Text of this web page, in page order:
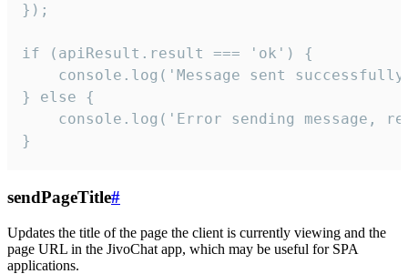
});
if (apiResult.result === 'ok') {
console.log('Message sent
} else {
console.log('Error sending message,
}
sendPageTitle#
Updates the title of the page the client is currently viewing and the
page URL in the JivoChat app, which may be useful for SPA
applications.